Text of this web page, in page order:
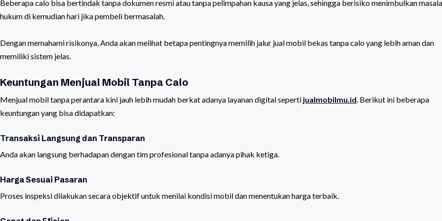
Beberapa calo bisa bertindak tanpa dokumen resmi atau tanpa pelimpahan kausa yang jelas, sehingga berisiko menimbulkan
hukum di kemudian hari jika pembeli bermasalah.
Dengan memahami risikonya, Anda akan melihat betapa pentingnya memilih jalur jual mobil bekas tanpa calo yang lebih aman dan
memiliki sistem jelas.
Keuntungan Menjual Mobil Tanpa Calo
Menjual mobil tanpa perantara kini jauh lebih mudah berkat adanya layanan digital seperti jualmobilmu.id. Berikut ini beberapa
keuntungan yang bisa didapatkan:
Transaksi Langsung dan Transparan
Anda akan langsung berhadapan dengan tim profesional tanpa adanya pihak ketiga.
Harga Sesuai Pasaran
Proses inspeksi dilakukan secara objektif untuk menilai kondisi mobil dan menentukan harga terbaik.